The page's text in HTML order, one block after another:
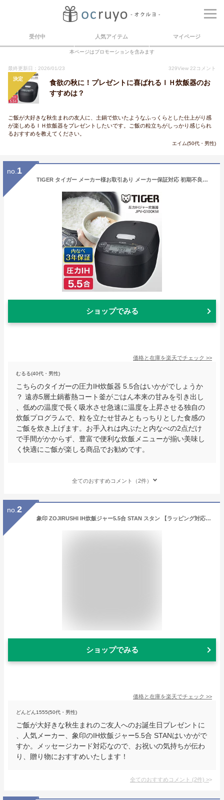
受付中 人気アイテム マイページ
本ページはプロモーションを含みます
最終更新日：2026/01/23 329View 22 コメント
決定
食欲の秋に！プレゼントに喜ばれるＩＨ炊飯器のお
すすめは？
ご飯が大好きな秋生まれの友人に、土鍋で炊いたようなふっくらとした仕上がり感
が楽しめるＩＨ炊飯器をプレゼントしたいです。ご飯の粒立ちがしっかり感じられ
るおすすめを教えてください。
エイム(50代・男性)
no. 1
TIGER タイガー メーカー様お取引あり メーカー保証対応 初期不良対応 JPV-G100KM マットブラック 圧力IH炊飯器 5.5合 早炊き 遠赤5層土鍋蓄熱コート釜 内なべ3年保証 簡単 お手入れ
ショップでみる
価格と在庫を楽天でチェック >>
むるる(40代・男性)
こちらのタイガーの圧力IH炊飯器 5.5合はいかがでしょうか
？ 遠赤5層土鍋蓄熱コート釜がごはん本来の甘みを引き出し
、低めの温度で長く吸水させ急速に温度を上昇させる独自の
炊飯プログラムで、粒を立たせ甘みともっちりとした食感の
ご飯を炊き上げます。お手入れは内ぶたと内なべの2点だけ
で手間がかからず、豊富で便利な炊飯メニューが揃い美味し
く快適にご飯が楽しる商品でお勧めです。
全てのおすすめコメント（2件）
no. 2
象印 ZOJIRUSHI IH炊飯ジャー5.5合 STAN スタン 【ラッピング対応】 【メッセージカード対応】 IH炊飯器 炊飯器 5.5合 長時間保温 炊き込みご飯 炊き分け 離乳食 幼児食 おしゃれ スタイリッシュ 【あす楽】
ショップでみる
価格と在庫を楽天でチェック >>
どんどん1555(50代・男性)
ご飯が大好きな秋生まれのご友人へのお誕生日プレゼントに
、人気メーカー、象印のIH炊飯ジャー5.5合 STANはいかがで
すか。メッセージカード対応なので、お祝いの気持ちが伝わ
り、贈り物におすすめいたします！
全てのおすすめコメント (2件) >